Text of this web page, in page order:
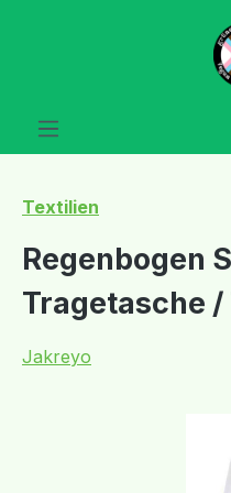
Zum Hauptinhalt springen
Textilien
Regenbogen
Tragetasche /
Jakreyo